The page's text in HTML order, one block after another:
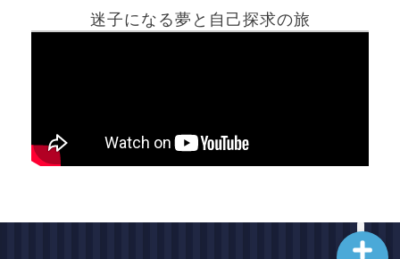
迷子になる夢と自己探求の旅
ホーム
最新記事動画